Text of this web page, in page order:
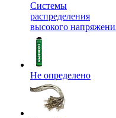
Системы
распределения
высокого
Не определено